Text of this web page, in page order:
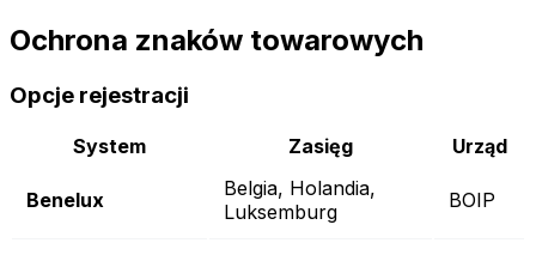
Ochrona znaków towarowych
Opcje rejestracji
System Zasięg Urząd
Benelux
Belgia, Holandia,
Luksemburg
BOIP